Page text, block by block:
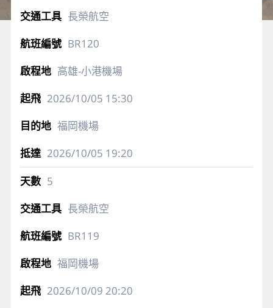
長榮航空
BR120
高雄-小港機場
2026/10/05 15:30
福岡機場
2026/10/05 19:20
5
長榮航空
BR119
福岡機場
2026/10/09 20:20